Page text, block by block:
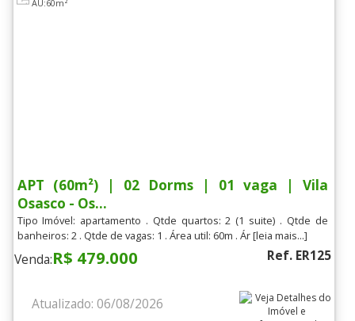
AU:60m²
APT (60m²) | 02 Dorms | 01 vaga | Vila
Osasco - Os...
Tipo Imóvel: apartamento . Qtde quartos: 2 (1 suite) . Qtde de
banheiros: 2 . Qtde de vagas: 1 . Área util: 60m . Ár [leia mais...]
Venda:R$ 479.000 Ref. ER125
Atualizado: 06/08/2026